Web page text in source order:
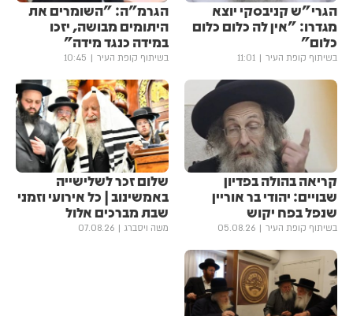
הגרי"ש קניבסקי יוצא
מגדרו: "אין לה כלום כלום
כלום"
בשיתוף קופת העיר 11:01
הגרמ"ה: "השומרים את
היתומים מבושה, יזכו
במידה כנגד מידה"
בשיתוף קופת העיר 10:45
קריאה בהולה בפדיון
שבויים: יהודי בר אוריין
שנפל בפח יקוש
בשיתוף קופת העיר 05.08.26
שלום זכר לשלישייה
באמשינוב | כל אירועי וזמני
שבת מברכים אלול
משה ויסברג 07.08.26